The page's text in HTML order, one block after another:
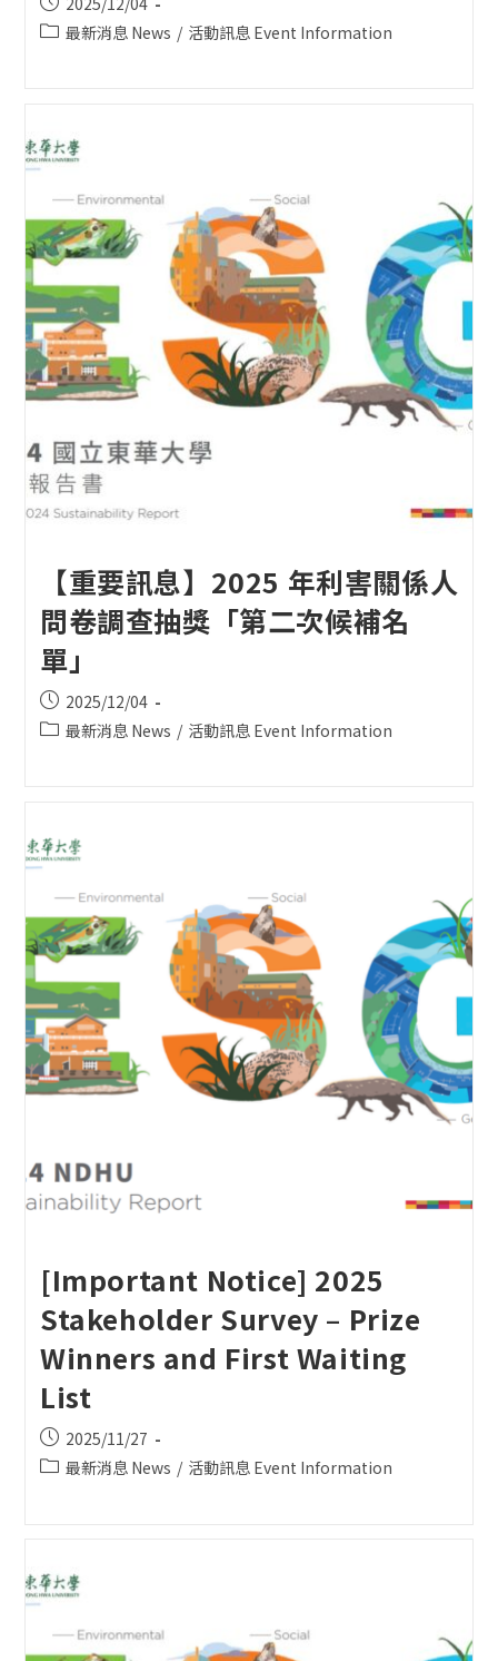
published:
Post最新消息 News / 活動訊息 Event Information
【重要訊息】2025 年利害關係人
問卷調查抽獎「第二次候補名
單」
Post
published:
2025/12/04
Post最新消息 News / 活動訊息 Event Information
[Important Notice] 2025
Stakeholder Survey – Prize
Winners and First Waiting
List
Post
published:
2025/11/27
Post最新消息 News / 活動訊息 Event Information